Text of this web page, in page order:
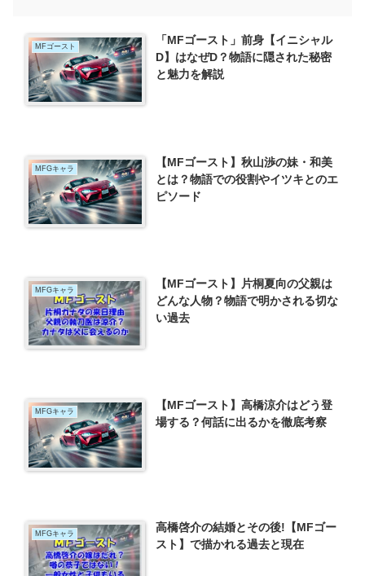
MFゴースト
「MFゴースト」前身【イニシャル
D】はなぜD？物語に隠された秘密
と魅力を解説
MFGキャラ
【MFゴースト】秋山渉の妹・和美
とは？物語での役割やイツキとのエ
ピソード
MFGキャラ
【MFゴースト】片桐夏向の父親は
どんな人物？物語で明かされる切な
い過去
MFGキャラ
【MFゴースト】高橋涼介はどう登
場する？何話に出るかを徹底考察
MFGキャラ
高橋啓介の結婚とその後!【MFゴー
スト】で描かれる過去と現在